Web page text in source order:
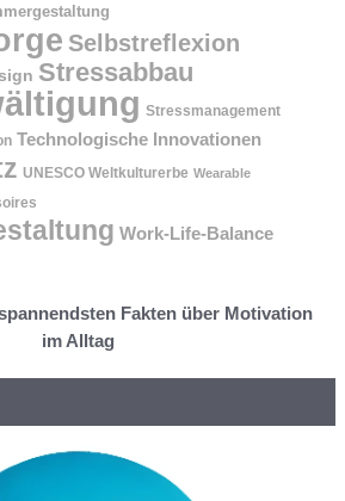
Selbstreflexion
Stressabbau
Stressmanagement
Technologische Innovationen
UNESCO Weltkulturerbe Wearable
Work-Life-Balance
Fakten über Motivation
im Alltag